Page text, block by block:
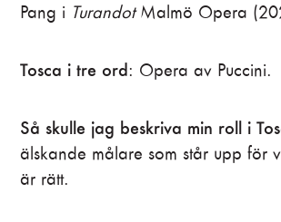
Pang i TurandotMalmö Opera
Tosca i tre ord: Opera av Puccini.
Så skulle jag beskriva min roll i
älskande målare som står upp för
är rätt.